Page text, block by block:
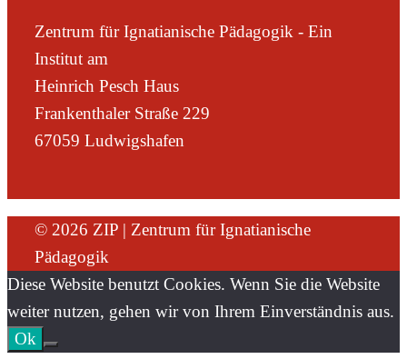
Zentrum für Ignatianische Pädagogik - Ein
Institut am
Heinrich Pesch Haus
Frankenthaler Straße 229
67059 Ludwigshafen
© 2026 ZIP | Zentrum für Ignatianische
Pädagogik
Diese Website benutzt Cookies. Wenn Sie die Website
weiter nutzen, gehen wir von Ihrem Einverständnis aus.
Ok